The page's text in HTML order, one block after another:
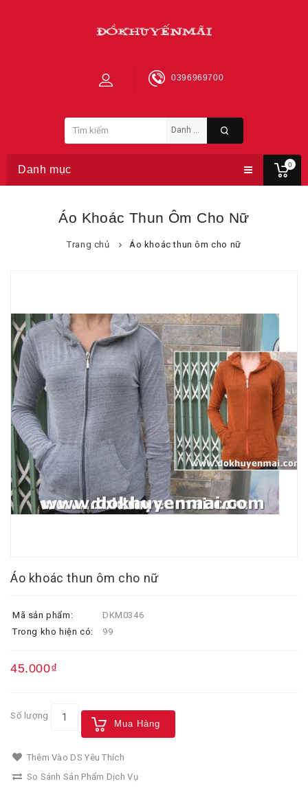
0
0396969700
Danh mục
Áo Khoác Thun Ôm Cho Nữ
Trang chủ Áo khoác thun ôm cho nữ
Áo khoác thun ôm cho nữ
Mã sản phẩm:
DKM0346
Trong kho hiện có:
99
45.000₫
Số lượng
Mua Hàng
Thêm Vào DS Yêu Thích
So Sánh Sản Phẩm Dịch Vụ